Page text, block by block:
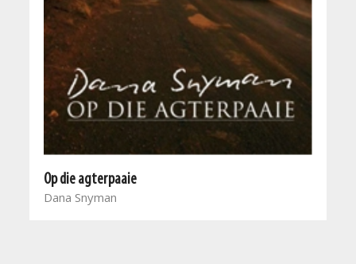
Op die agterpaaie
Dana Snyman